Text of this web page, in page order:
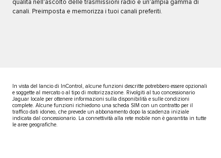
qualità nell'ascolto delle trasmissioni radio e un'ampia gamma di
canali. Preimposta e memorizza i tuoi canali preferiti.
In vista del lancio di InControl, alcune funzioni descritte potrebbero essere opzionali
e soggette al mercato o al tipo di motorizzazione. Rivolgiti al tuo concessionario
Jaguar locale per ottenere informazioni sulla disponibilità e sulle condizioni
complete. Alcune funzioni richiedono una scheda SIM con un contratto per il
traffico dati idoneo, che prevede un abbonamento dopo la scadenza iniziale
indicata dal concessionario. La connettività alla rete mobile non è garantita in tutte
le aree geografiche.